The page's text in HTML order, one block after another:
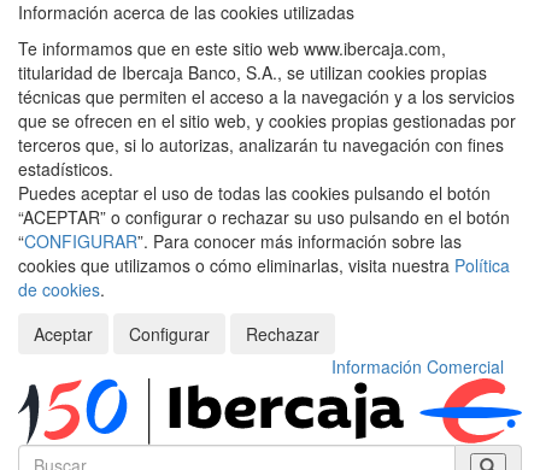
Información acerca de las cookies utilizadas
Te informamos que en este sitio web www.ibercaja.com,
titularidad de Ibercaja Banco, S.A., se utilizan cookies propias
técnicas que permiten el acceso a la navegación y a los servicios
que se ofrecen en el sitio web, y cookies propias gestionadas por
terceros que, si lo autorizas, analizarán tu navegación con fines
estadísticos.
Puedes aceptar el uso de todas las cookies pulsando el botón
“ACEPTAR” o configurar o rechazar su uso pulsando en el botón
“CONFIGURAR”. Para conocer más información sobre las
cookies que utilizamos o cómo eliminarlas, visita nuestra Política
de cookies.
Aceptar
Configurar
Rechazar
Información Comercial